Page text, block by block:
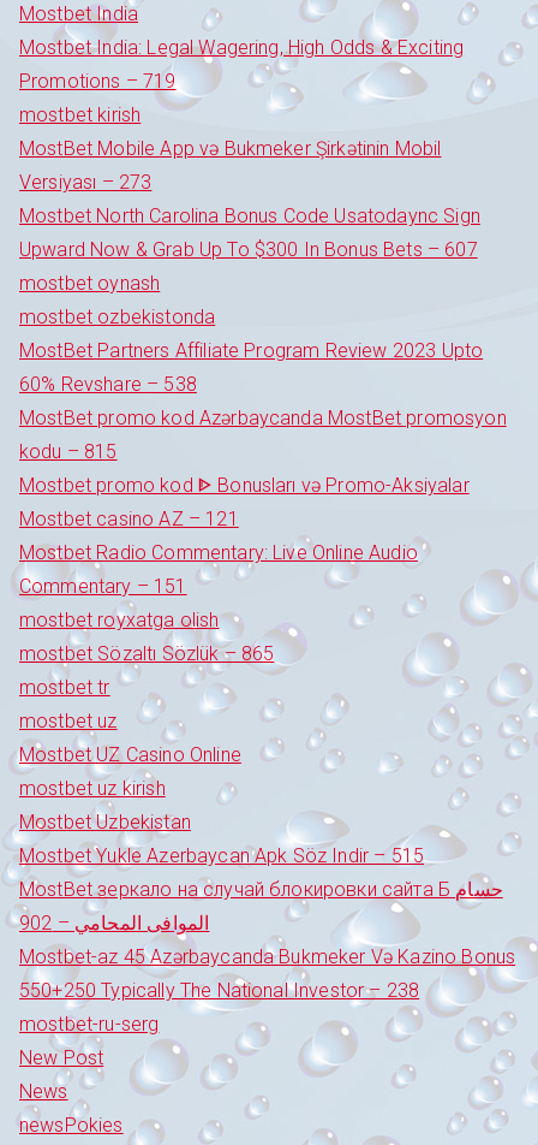
Mostbet India
Mostbet India: Legal Wagering, High Odds & Exciting
Promotions – 719
mostbet kirish
MostBet Mobile App və Bukmeker Şirkətinin Mobil
Versiyası – 273
Mostbet North Carolina Bonus Code Usatodaync Sign
Upward Now & Grab Up To $300 In Bonus Bets – 607
mostbet oynash
mostbet ozbekistonda
MostBet Partners Affiliate Program Review 2023 Upto
60% Revshare – 538
MostBet promo kod Azərbaycanda MostBet promosyon
kodu – 815
Mostbet promo kod ᐈ Bonusları və Promo-Aksiyalar
Mostbet casino AZ – 121
Mostbet Radio Commentary: Live Online Audio
Commentary – 151
mostbet royxatga olish
mostbet Sözaltı Sözlük – 865
mostbet tr
mostbet uz
Mostbet UZ Casino Online
mostbet uz kirish
Mostbet Uzbekistan
Mostbet Yukle Azerbaycan Apk Söz Indir – 515
MostBet зеркало на случай блокировки сайта Б حسام
الموافى المحامي – 902
Mostbet-az 45 Azərbaycanda Bukmeker Və Kazino Bonus
550+250 Typically The National Investor – 238
mostbet-ru-serg
New Post
News
newsPokies